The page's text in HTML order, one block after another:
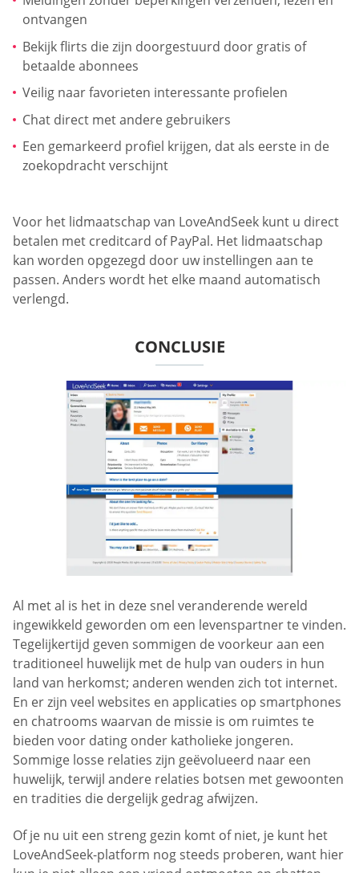
ontvangen
Bekijk flirts die zijn doorgestuurd door gratis of
betaalde abonnees
Veilig naar favorieten interessante profielen
Chat direct met andere gebruikers
Een gemarkeerd profiel krijgen, dat als eerste in de
zoekopdracht verschijnt
Voor het lidmaatschap van LoveAndSeek kunt u direct
betalen met creditcard of PayPal. Het lidmaatschap
kan worden opgezegd door uw instellingen aan te
passen. Anders wordt het elke maand automatisch
verlengd.
CONCLUSIE
Al met al is het in deze snel veranderende wereld
ingewikkeld geworden om een levenspartner te vinden.
Tegelijkertijd geven sommigen de voorkeur aan een
traditioneel huwelijk met de hulp van ouders in hun
land van herkomst; anderen wenden zich tot internet.
En er zijn veel websites en applicaties op smartphones
en chatrooms waarvan de missie is om ruimtes te
bieden voor dating onder katholieke jongeren.
Sommige losse relaties zijn geëvolueerd naar een
huwelijk, terwijl andere relaties botsen met gewoonten
en tradities die dergelijk gedrag afwijzen.
Of je nu uit een streng gezin komt of niet, je kunt het
LoveAndSeek-platform nog steeds proberen, want hier